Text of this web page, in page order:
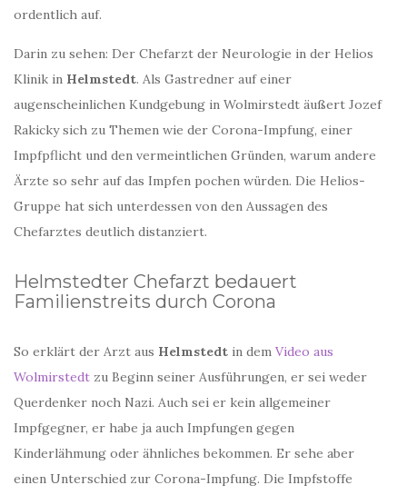
ordentlich auf.
Darin zu sehen: Der Chefarzt der Neurologie in der Helios
Klinik in Helmstedt. Als Gastredner auf einer
augenscheinlichen Kundgebung in Wolmirstedt äußert Jozef
Rakicky sich zu Themen wie der Corona-Impfung, einer
Impfpflicht und den vermeintlichen Gründen, warum andere
Ärzte so sehr auf das Impfen pochen würden. Die Helios-
Gruppe hat sich unterdessen von den Aussagen des
Chefarztes deutlich distanziert.
Helmstedter Chefarzt bedauert
Familienstreits durch Corona
So erklärt der Arzt aus Helmstedt in dem Video aus
Wolmirstedt zu Beginn seiner Ausführungen, er sei weder
Querdenker noch Nazi. Auch sei er kein allgemeiner
Impfgegner, er habe ja auch Impfungen gegen
Kinderlähmung oder ähnliches bekommen. Er sehe aber
einen Unterschied zur Corona-Impfung. Die Impfstoffe